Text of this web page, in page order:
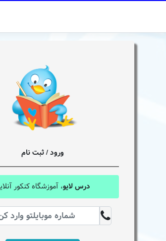
ورود / ثبت نام
درس لایو، آموزشگاه کنکور